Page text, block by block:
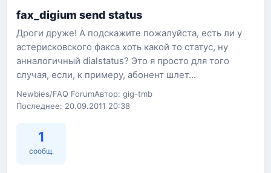
fax_digium send status
Дроги друже! А подскажите пожалуйста, есть ли у
астерисковского факса хоть какой то статус, ну
анналогичный dialstatus? Это я просто для того
случая, если, к примеру, абонент шлет...
Newbies/FAQ ForumАвтор: gig-tmb
Последнее: 20.09.2011 20:38
1
сообщ.